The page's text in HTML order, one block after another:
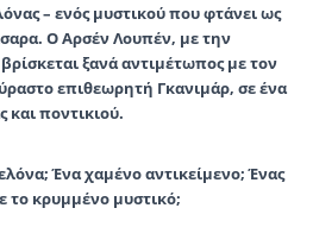
– ενός μυστικού που φτάνει ως
Ο Αρσέν Λουπέν, με την
ξανά αντιμέτωπος με τον
επιθεωρητή Γκανιμάρ, σε ένα
και ποντικιού.
Ένα χαμένο αντικείμενο; Ένας
το κρυμμένο μυστικό;